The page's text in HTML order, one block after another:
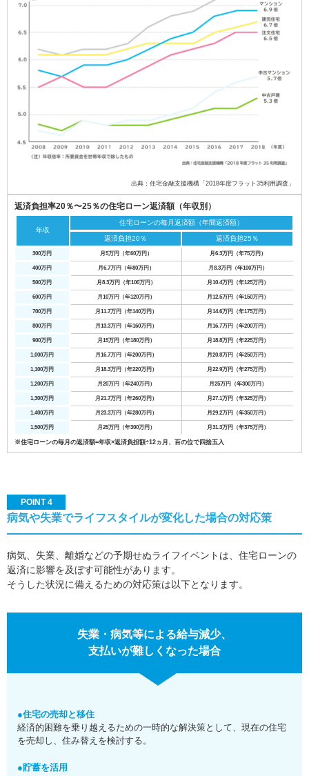
出典：住宅金融支援機構「2018年度フラット35利用調査」
返済負担率20％〜25％の住宅ローン返済額（年収別）
年収
住宅ローンの毎月返済額（年間返済額）
返済負担20％ 返済負担25％
300万円 月5万円（年60万円） 月6.3万円（年75万円）
400万円 月6.7万円（年80万円） 月8.3万円（年100万円）
500万円 月8.3万円（年100万円） 月10.4万円（年125万円）
600万円 月10万円（年120万円） 月12.5万円（年150万円）
700万円 月11.7万円（年140万円） 月14.6万円（年175万円）
800万円 月13.3万円（年160万円） 月16.7万円（年200万円）
900万円 月15万円（年180万円） 月18.8万円（年225万円）
1,000万円 月16.7万円（年200万円） 月20.8万円（年250万円）
1,100万円 月18.3万円（年220万円） 月22.9万円（年275万円）
1,200万円 月20万円（年240万円） 月25万円（年300万円）
1,300万円 月21.7万円（年260万円） 月27.1万円（年325万円）
1,400万円 月23.3万円（年280万円） 月29.2万円（年350万円）
1,500万円 月25万円（年300万円） 月31.3万円（年375万円）
※住宅ローンの毎月の返済額=年収×返済負担額÷12ヵ月、百の位で四捨五入
POINT 4
病気や失業でライフスタイルが変化した場合の対応策
病気、失業、離婚などの予期せぬライフイベントは、住宅ローンの
返済に影響を及ぼす可能性があります。
そうした状況に備えるための対応策は以下となります。
失業・病気等による給与減少、
支払いが難しくなった場合
●住宅の売却と移住
経済的困難を乗り越えるための一時的な解決策として、現在の住宅
を売却し、住み替えを検討する。
●貯蓄を活用